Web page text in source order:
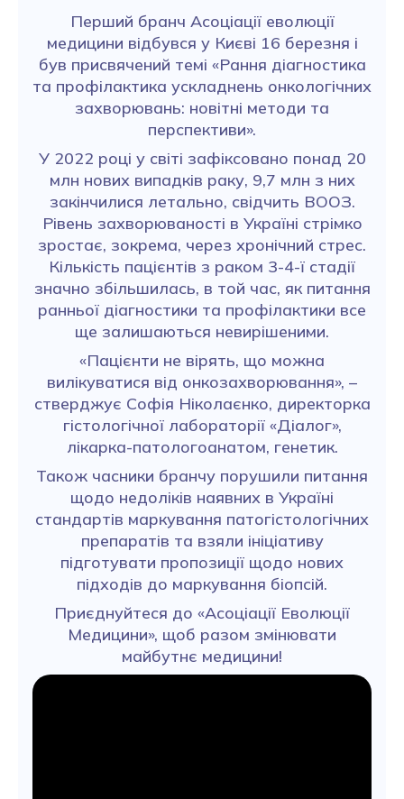
Перший бранч Асоціації еволюції
медицини відбувся у Києві 16 березня і
був присвячений темі «Рання діагностика
та профілактика ускладнень онкологічних
захворювань: новітні методи та
перспективи».
У 2022 році у світі зафіксовано понад 20
млн нових випадків раку, 9,7 млн з них
закінчилися летально, свідчить ВООЗ.
Рівень захворюваності в Україні стрімко
зростає, зокрема, через хронічний стрес.
Кількість пацієнтів з раком 3-4-ї стадії
значно збільшилась, в той час, як питання
ранньої діагностики та профілактики все
ще залишаються невирішеними.
«Пацієнти не вірять, що можна
вилікуватися від онкозахворювання», –
стверджує Софія Ніколаєнко, директорка
гістологічної лабораторії «Діалог»,
лікарка-патологоанатом, генетик.
Також часники бранчу порушили питання
щодо недоліків наявних в Україні
стандартів маркування патогістологічних
препаратів та взяли ініціативу
підготувати пропозиції щодо нових
підходів до маркування біопсій.
Приєднуйтеся до «Асоціації Еволюції
Медицини», щоб разом змінювати
майбутнє медицини!